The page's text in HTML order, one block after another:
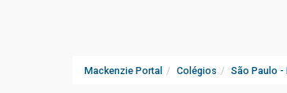
Mackenzie Portal Colégios São Paulo -